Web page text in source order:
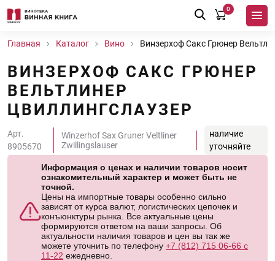
0
Главная Каталог Вино Винзерхоф Сакс Грюнер
ВИНЗЕРХОФ САКС ГРЮНЕР
ВЕЛЬТЛИНЕР
ЦВИЛЛИНГСЛАУЗЕР
Арт.
8905670
Winzerhof Sax Gruner Veltliner
Zwillingslauser
наличие
уточняйте
Информация о ценах и наличии товаров носит
ознакомительный характер и может быть не
точной.
Цены на импортные товары особенно сильно
зависят от курса валют, логистических цепочек и
конъюнктуры рынка. Все актуальные цены
формируются ответом на ваши запросы. Об
актуальности наличия товаров и цен вы так же
можете уточнить по телефону +7 (812) 715 06-66 с
11-22 ежедневно.